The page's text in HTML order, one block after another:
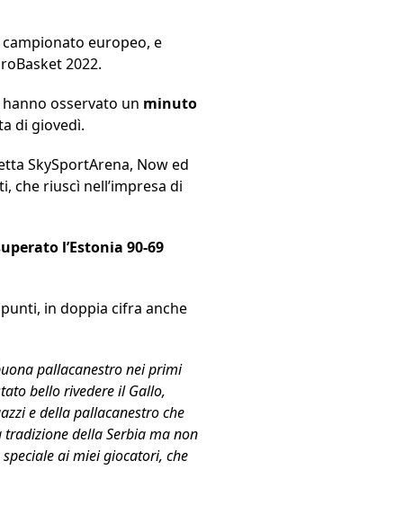
europeo, e
2022.
osservato un minuto
di giovedì.
SkySportArena, Now ed
che riuscì nell’impresa di
l’Estonia 90-69
in doppia cifra anche
pallacanestro nei primi
bello rivedere il Gallo,
e della pallacanestro che
della Serbia ma non
ai miei giocatori, che